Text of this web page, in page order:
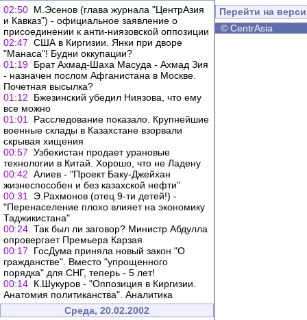
02:50 М.Эсенов (глава журнала "ЦентрАзия
и Кавказ") - официальное заявление о
присоединении к анти-ниязовской оппозиции
02:47 США в Киргизии. Янки при дворе
"Манаса"! Будни оккупации?
01:19 Брат Ахмад-Шаха Масуда - Ахмад Зия
- назначен послом Афганистана в Москве.
Почетная высылка?
01:12
Бжезинский убедил Ниязова, что ему
все можно
01:01
Расследование показало. Крупнейшие
военные склады в Казахстане взорвали
скрывая хищения
00:57 Узбекистан продает урановые
технологии в Китай. Хорошо, что не Ладену
00:42 Алиев - "Проект Баку-Джейхан
жизнеспособен и без казахской нефти"
00:31
Э.Рахмонов (отец 9-ти детей!) -
"Перенаселение плохо влияет на экономику
Таджикистана"
00:24 Так был ли заговор? Министр Абдулла
опровергает Премьера Карзая
00:17
ГосДума приняла новый закон "О
гражданстве". Вместо "упрощенного
порядка" для СНГ, теперь - 5 лет!
00:14 К.Шукуров - "Оппозиция в Киргизии.
Анатомия политиканства". Аналитика
Среда, 20.02.2002
Перейти на
© CentrAsia